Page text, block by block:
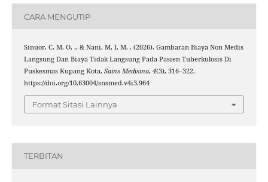
CARA MENGUTIP
Sinuor, C. M. O. ., & Nani, M. I. M. . (2026). Gambaran Biaya Non Medis
Langsung Dan Biaya Tidak Langsung Pada Pasien Tuberkulosis Di
Puskesmas Kupang Kota. Sains Medisina, 4(3), 316–322.
https://doi.org/10.63004/snsmed.v4i3.964
Format Sitasi Lainnya
TERBITAN